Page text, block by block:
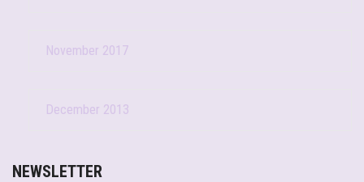
November 2017
December 2013
NEWSLETTER